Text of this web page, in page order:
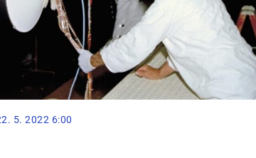
5. 2022 6:00